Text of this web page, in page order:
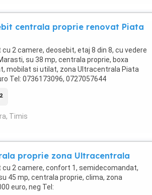
centrala proprie renovat Piata
2 camere, deosebit, etaj 8 din 8, cu vedere
su 38 mp, centrala proprie, boxa
mobilat si utilat, zona Ultracentrala Piata
Tel: 0736173096, 0727057644
2
Timis
proprie zona Ultracentrala
cu 2 camere, confort 1, semidecomandat,
45 mp, centrala proprie, clima, zona
euro, neg Tel: